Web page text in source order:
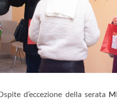
d’eccezione della serata